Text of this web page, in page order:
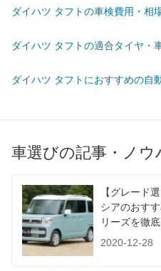
燃費
WLTC/郊外 22.9km/L
60km定地 -
装備オプション
ダイハツ タフトの車検費用・相
ダイハツ タフトの適合タイヤ・
ダイハツ タフトにおすすめの自
車選びの記事・ノウ
【グレード
シアのおす
リーズを徹
2020-12-28